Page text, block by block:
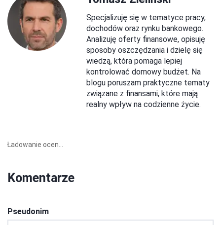
Specjalizuję się w tematyce pracy,
dochodów oraz rynku bankowego.
Analizuję oferty finansowe, opisuję
sposoby oszczędzania i dzielę się
wiedzą, która pomaga lepiej
kontrolować domowy budżet. Na
blogu poruszam praktyczne tematy
związane z finansami, które mają
realny wpływ na codzienne życie.
Ładowanie ocen...
Komentarze
Pseudonim